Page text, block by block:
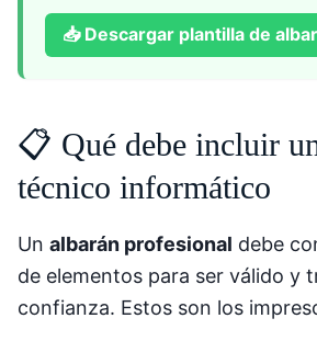
📥 Descargar plantilla de
📋 Qué debe incluir
técnico informático
Un albarán profesional debe
de elementos para ser válido y
confianza. Estos son los